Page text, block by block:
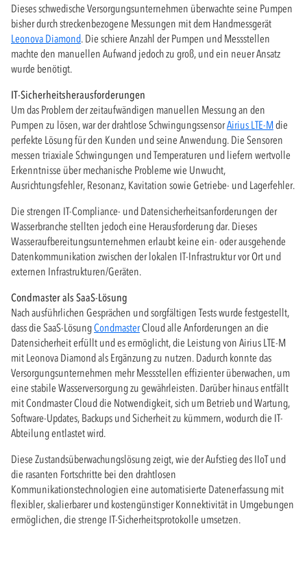
Dieses schwedische Versorgungsunternehmen überwachte seine Pumpen
bisher durch streckenbezogene Messungen mit dem Handmessgerät
Leonova Diamond. Die schiere Anzahl der Pumpen und Messstellen
machte den manuellen Aufwand jedoch zu groß, und ein neuer Ansatz
wurde benötigt.
IT-Sicherheitsherausforderungen
Um das Problem der zeitaufwändigen manuellen Messung an den
Pumpen zu lösen, war der drahtlose SchwingungssensorAirius LTE-Mdie
perfekte Lösung für den Kunden und seine Anwendung. Die Sensoren
messen triaxiale Schwingungen und Temperaturen und liefern wertvolle
Erkenntnisse über mechanische Probleme wie Unwucht,
Ausrichtungsfehler, Resonanz, Kavitation sowie Getriebe- und Lagerfehler.
Die strengen IT-Compliance- und Datensicherheitsanforderungen der
Wasserbranche stellten jedoch eine Herausforderung dar. Dieses
Wasseraufbereitungsunternehmen erlaubt keine ein- oder ausgehende
Datenkommunikation zwischen der lokalen IT-Infrastruktur vor Ort und
externen Infrastrukturen/Geräten.
Condmaster als SaaS-Lösung
Nach ausführlichen Gesprächen und sorgfältigen Tests wurde festgestellt,
dass die SaaS-LösungCondmasterCloud alle Anforderungen an die
Datensicherheit erfüllt und es ermöglicht, die Leistung von Airius LTE-M
mit Leonova Diamond als Ergänzung zu nutzen. Dadurch konnte das
Versorgungsunternehmen mehr Messstellen effizienter überwachen, um
eine stabile Wasserversorgung zu gewährleisten. Darüber hinaus entfällt
mit Condmaster Cloud die Notwendigkeit, sich um Betrieb und Wartung,
Software-Updates, Backups und Sicherheit zu kümmern, wodurch die IT-
Abteilung entlastet wird.
Diese Zustandsüberwachungslösung zeigt, wie der Aufstieg des IIoT und
die rasanten Fortschritte bei den drahtlosen
Kommunikationstechnologien eine automatisierte Datenerfassung mit
flexibler, skalierbarer und kostengünstiger Konnektivität in Umgebungen
ermöglichen, die strenge IT-Sicherheitsprotokolle umsetzen.